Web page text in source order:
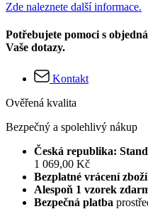
Zde naleznete další informace.
Potřebujete pomoci s
Vaše dotazy.
Kontakt
Ověřená kvalita
Bezpečný a spolehlivý nákup
Česká republika:
1 069,00 Kč
Bezplatné vrácení zboží
Alespoň 1 vzorek
Bezpečná platba